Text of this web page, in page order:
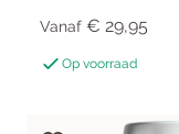
Vanaf € 29,95
Op voorraad